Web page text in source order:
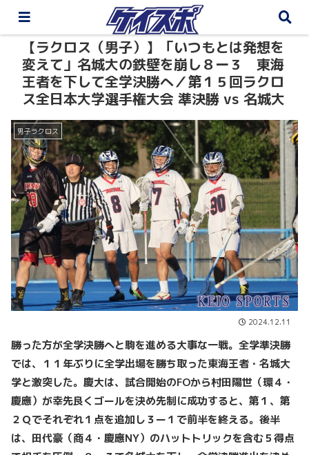
【ラクロス（男子）】「いつもとは発想を
変えて」名城大の鉄壁を崩し８ー３ 東海
王者を下して全学決勝へ／第１５回ラクロ
ス全日本大学選手権大会 準決勝 vs 名城大
男子ラクロス
2024.12.11
勝った方が全学決勝へと駒を進める大事な一戦。全学準決勝
では、１１年ぶりに全学出場を勝ち取った東海王者・名城大
学と激突した。慶大は、試合開始のFOから村田陽世（環４・
慶應）が幸先良くゴールを決め先制に成功すると、第１、第
２Ｑでそれぞれ１点を追加し３ー１で前半を終える。後半
は、田代豪（商４・慶應NY）のハットトリックを含む５得点